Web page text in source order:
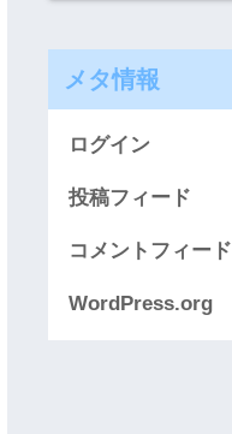
メタ情報
ログイン
投稿フィード
コメントフィード
WordPress.org